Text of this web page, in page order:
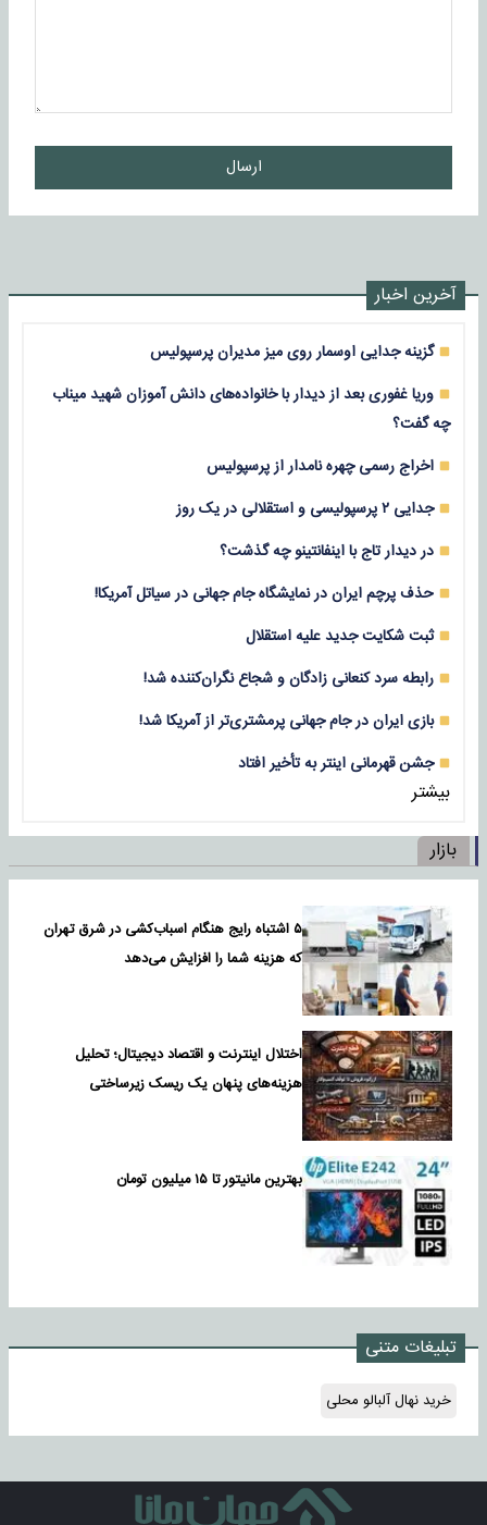
ارسال
آخرین اخبار
گزینه جدایی اوسمار روی میز مدیران پرسپولیس
وریا غفوری بعد از دیدار با خانواده‌های دانش آموزان شهید میناب
چه گفت؟
اخراج رسمی چهره نامدار از پرسپولیس
جدایی ۲ پرسپولیسی و استقلالی در یک روز
در دیدار تاج با اینفانتینو چه گذشت؟
حذف پرچم ایران در نمایشگاه جام جهانی در سیاتل آمریکا!
ثبت شکایت جدید علیه استقلال
رابطه سرد کنعانی زادگان و شجاع نگران‌کننده شد!
بازی‌ ایران در جام جهانی پرمشتری‌تر از آمریکا شد!
جشن قهرمانی اینتر به تأخیر افتاد
بیشتر
بازار
۵ اشتباه رایج هنگام اسباب‌کشی در شرق تهران
که هزینه شما را افزایش می‌دهد
اختلال اینترنت و اقتصاد دیجیتال؛ تحلیل
هزینه‌های پنهان یک ریسک زیرساختی
بهترین مانیتور تا ۱۵ میلیون تومان
تبلیغات متنی
خرید نهال آلبالو محلی